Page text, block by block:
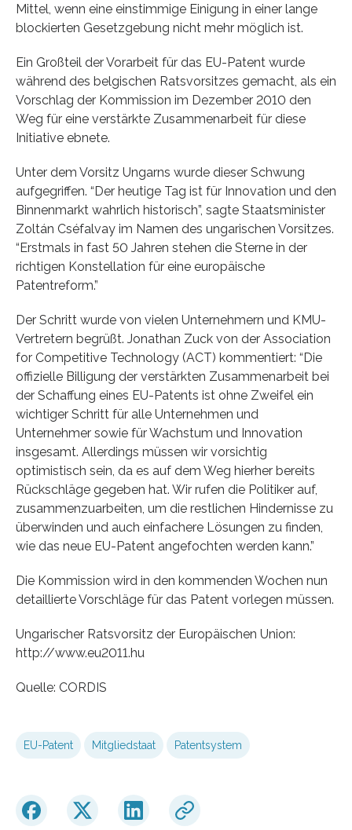
Mittel, wenn eine einstimmige Einigung in einer lange
blockierten Gesetzgebung nicht mehr möglich ist.
Ein Großteil der Vorarbeit für das EU-Patent wurde
während des belgischen Ratsvorsitzes gemacht, als ein
Vorschlag der Kommission im Dezember 2010 den
Weg für eine verstärkte Zusammenarbeit für diese
Initiative ebnete.
Unter dem Vorsitz Ungarns wurde dieser Schwung
aufgegriffen. “Der heutige Tag ist für Innovation und den
Binnenmarkt wahrlich historisch”, sagte Staatsminister
Zoltán Cséfalvay im Namen des ungarischen Vorsitzes.
“Erstmals in fast 50 Jahren stehen die Sterne in der
richtigen Konstellation für eine europäische
Patentreform.”
Der Schritt wurde von vielen Unternehmern und KMU-
Vertretern begrüßt. Jonathan Zuck von der Association
for Competitive Technology (ACT) kommentiert: “Die
offizielle Billigung der verstärkten Zusammenarbeit bei
der Schaffung eines EU-Patents ist ohne Zweifel ein
wichtiger Schritt für alle Unternehmen und
Unternehmer sowie für Wachstum und Innovation
insgesamt. Allerdings müssen wir vorsichtig
optimistisch sein, da es auf dem Weg hierher bereits
Rückschläge gegeben hat. Wir rufen die Politiker auf,
zusammenzuarbeiten, um die restlichen Hindernisse zu
überwinden und auch einfachere Lösungen zu finden,
wie das neue EU-Patent angefochten werden kann.”
Die Kommission wird in den kommenden Wochen nun
detaillierte Vorschläge für das Patent vorlegen müssen.
Ungarischer Ratsvorsitz der Europäischen Union:
http://www.eu2011.hu
Quelle: CORDIS
EU-Patent Mitgliedstaat Patentsystem